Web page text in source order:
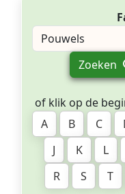
Zoeken
of klik op de
A
B C
J
K L
R
S T